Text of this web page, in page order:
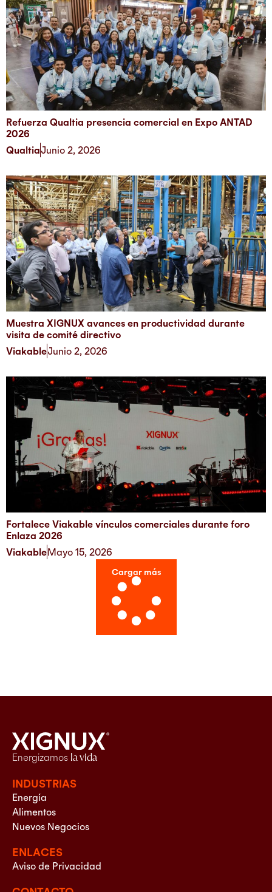
Refuerza Qualtia presencia comercial en Expo ANTAD
2026
QualtiaJunio 2, 2026
Muestra XIGNUX avances en productividad durante
visita de comité directivo
ViakableJunio 2, 2026
Fortalece Viakable vínculos comerciales durante foro
Enlaza 2026
ViakableMayo 15, 2026
Cargar más
Energizamos la vida
INDUSTRIAS
Energía
Alimentos
Nuevos Negocios
ENLACES
Aviso de Privacidad